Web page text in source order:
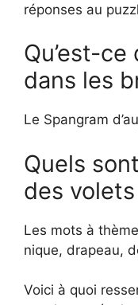
réponses au
Qu’est-
dans les
Le Spangram
Quels
des volets
Les mots à
nique, drapeau,
Voici à quoi